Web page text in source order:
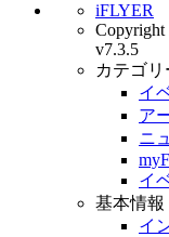
iFLYER
Copyright
v7.3.5
カテゴリ
イ
ア
ニ
イ
基本情報
イ